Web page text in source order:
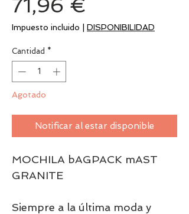
71,96 €
de
Impuesto incluido DISPONIBILIDAD
Cantidad *
Agotado
Notificar al estar disponible
MOCHILA bAGPACK mAST
GRANITE
Siempre a la última moda y